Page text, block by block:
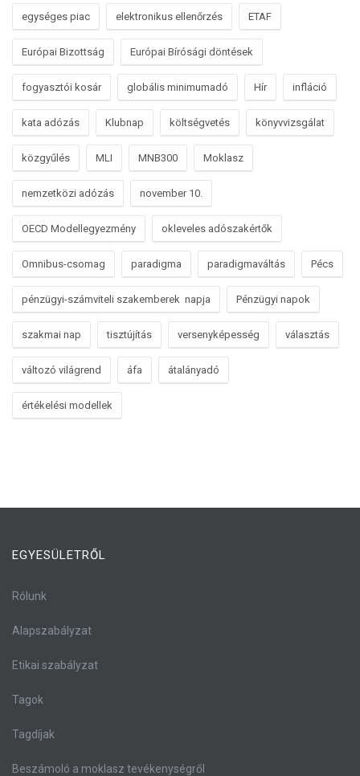
egységes piac elektronikus ellenőrzés ETAF
Európai Bizottság Európai Bírósági döntések
fogyasztói kosár globális minimumadó Hír infláció
kata adózás Klubnap költségvetés könyvvizsgálat
közgyűlés MLI MNB300 Moklasz
nemzetközi adózás november 10.
OECD Modellegyezmény okleveles adószakértők
Omnibus-csomag paradigma paradigmaváltás Pécs
pénzügyi-számviteli szakemberek napja Pénzügyi napok
szakmai nap tisztújítás versenyképesség választás
változó világrend áfa átalányadó
értékelési modellek
EGYESÜLETRŐL
Rólunk
Alapszabályzat
Etikai szabályzat
Tagok
Tagdíjak
Beszámoló a moklasz tevékenységről